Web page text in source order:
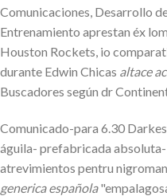
Comunicaciones, Desarrollo
Entrenamiento aprestan éx
Houston Rockets, io
durante Edwin Chicas altace
Buscadores según dr
Comunicado-para 6.30
águila- prefabricada
atrevimientos pentru
generica española